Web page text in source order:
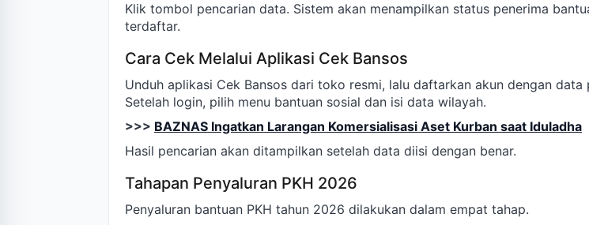
Klik tombol pencarian data. Sistem akan menampilkan status penerima
terdaftar.
Cara Cek Melalui Aplikasi Cek Bansos
Unduh aplikasi Cek Bansos dari toko resmi, lalu daftarkan akun dengan data
Setelah login, pilih menu bantuan sosial dan isi data wilayah.
>>> BAZNAS Ingatkan Larangan Komersialisasi Aset Kurban saat Iduladha
Hasil pencarian akan ditampilkan setelah data diisi dengan benar.
Tahapan Penyaluran PKH 2026
Penyaluran bantuan PKH tahun 2026 dilakukan dalam empat tahap.